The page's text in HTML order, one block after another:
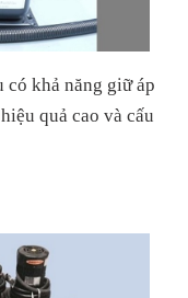
có khả năng giữ áp
quả cao và cấu